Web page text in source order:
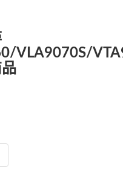
VLA9070S/